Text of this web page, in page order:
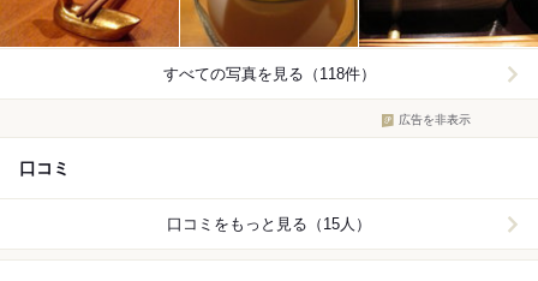
すべての写真を見る（118件）
広告を非表示
口コミ
口コミをもっと見る（15人）